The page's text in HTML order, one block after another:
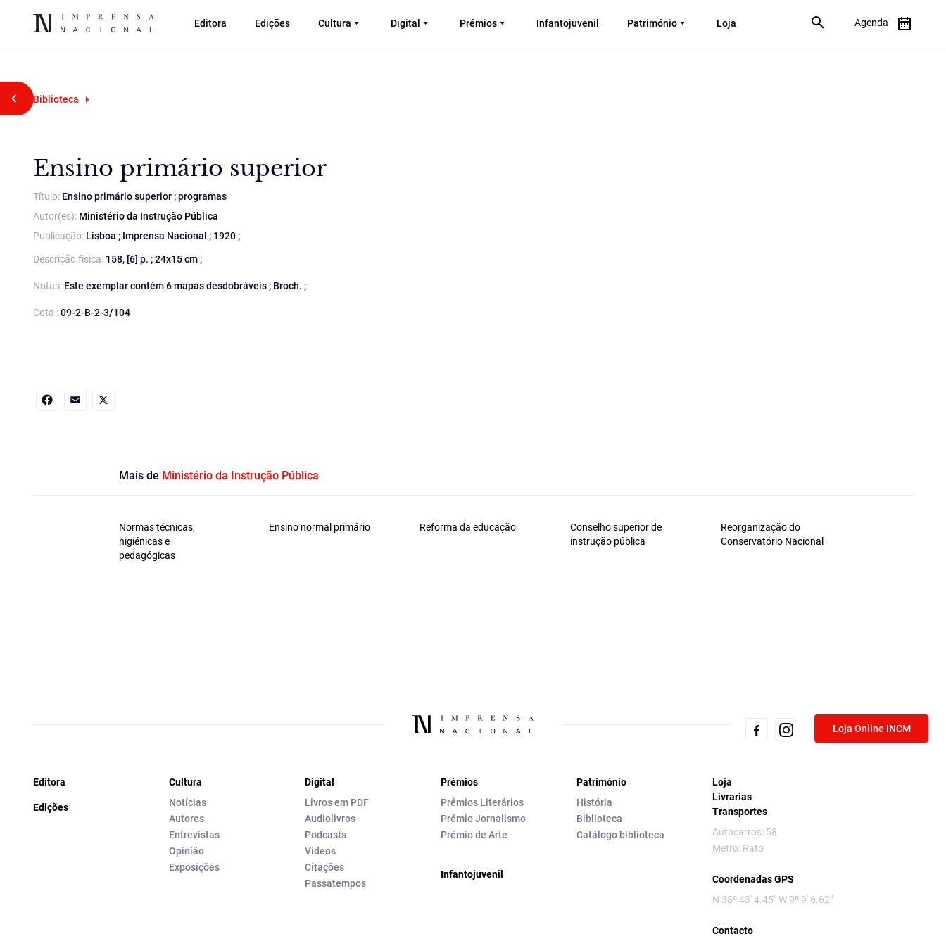
Editora Edições Cultura Digital Prémios Infantojuvenil Património Loja Agenda
Voltar atrás
Biblioteca
Ensino primário superior
Título: Ensino primário superior ; programas
Autor(es): Ministério da Instrução Pública
Publicação: Lisboa ; Imprensa Nacional ; 1920 ;
Descrição física: 158, [6] p. ; 24x15 cm ;
Notas: Este exemplar contém 6 mapas desdobráveis ; Broch. ;
Cota :09-2-B-2-3/104
Mais de Ministério da Instrução Pública
Normas técnicas,
higiénicas e
pedagógicas
Ensino normal primário Reforma da educação
Conselho superior de
instrução pública
Reorganização do
Conservatório Nacional
Loja Online INCM
Editora
Edições
Cultura
Notícias
Autores
Entrevistas
Opinião
Exposições
Digital
Livros em PDF
Audiolivros
Podcasts
Vídeos
Citações
Passatempos
Prémios
Prémios Literários
Prémio Jornalismo
Prémio de Arte
Infantojuvenil
Património
História
Biblioteca
Catálogo biblioteca
Loja
Livrarias
Transportes
Autocarros: 58
Metro: Rato
Coordenadas GPS
N 38º 43' 4.45" W 9º 9' 6.62"
Contacto